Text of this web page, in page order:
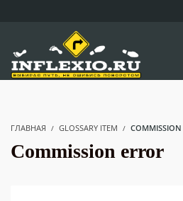
ГЛАВНАЯ GLOSSARY ITEM COMMISSION
Commission error